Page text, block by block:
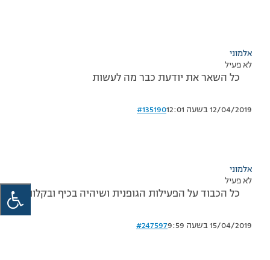
אלמוני
לא פעיל
כל השאר את יודעת כבר מה לעשות
12/04/2019 בשעה 12:01 #135190
אלמוני
לא פעיל
כל הכבוד על הפעילות הגופנית ושיהיה בכיף ובקלות!
15/04/2019 בשעה 9:59 #247597